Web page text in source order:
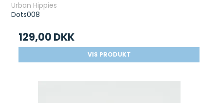
Urban Hippies
Dots008
129,00 DKK
VIS PRODUKT